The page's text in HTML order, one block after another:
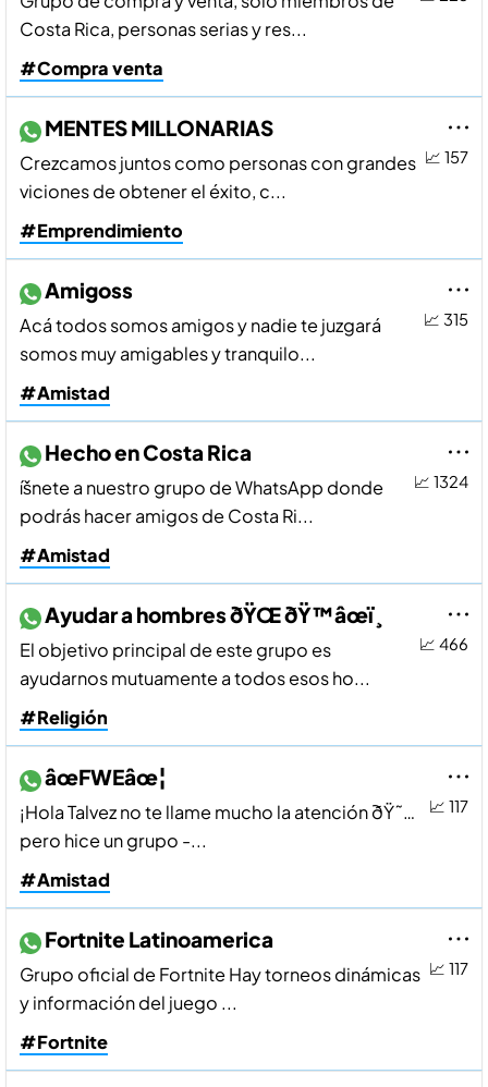
Costa Rica, personas serias y res...
#Compra venta
📈 157
MENTES MILLONARIAS
Crezcamos juntos como personas con grandes
viciones de obtener el éxito, c...
#Emprendimiento
📈 315
Amigoss
Acá todos somos amigos y nadie te juzgará
somos muy amigables y tranquilo...
#Amistad
📈 1324
Hecho en Costa Rica
íšnete a nuestro grupo de WhatsApp donde
podrás hacer amigos de Costa Ri...
#Amistad
📈 466
Ayudar a hombres ðŸŒ ðŸ™âœï¸
El objetivo principal de este grupo es
ayudarnos mutuamente a todos esos ho...
#Religión
📈 117
âœ­FWEâœ¦
¡Hola Talvez no te llame mucho la atención ðŸ˜…
pero hice un grupo -...
#Amistad
📈 117
Fortnite Latinoamerica
Grupo oficial de Fortnite Hay torneos dinámicas
y información del juego ...
#Fortnite